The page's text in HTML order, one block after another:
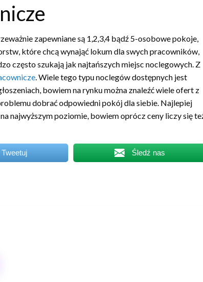
zapewniane są 1,2,3,4 bądź 5-osobowe pokoje,
które chcą wynająć lokum dla swych pracowników,
często szukają jak najtańszych miejsc noclegowych. Z
. Wiele tego typu noclegów dostępnych jest
bowiem na rynku można znaleźć wiele ofert z
dobrać odpowiedni pokój dla siebie. Najlepiej
najwyższym poziomie, bowiem oprócz ceny liczy się
Tweetuj Śledź nas